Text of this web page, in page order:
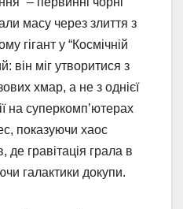
масу через злиття з
гігант у “Космічній
він міг утворитися з
хмар, а не з однієї
на суперкомп’ютерах
показуючи хаос
де гравітація грала в
галактики докупи.